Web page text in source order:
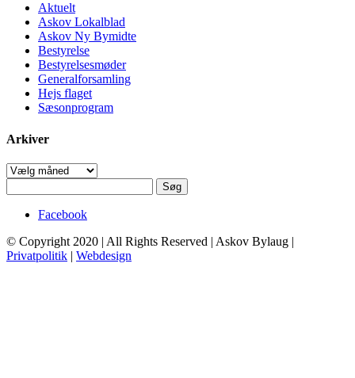
Aktuelt
Askov Lokalblad
Askov Ny Bymidte
Bestyrelse
Bestyrelsesmøder
Generalforsamling
Hejs flaget
Sæsonprogram
Arkiver
Arkiver
efter:
Facebook
© Copyright 2020 | All Rights Reserved | Askov Bylaug |
Privatpolitik | Webdesign